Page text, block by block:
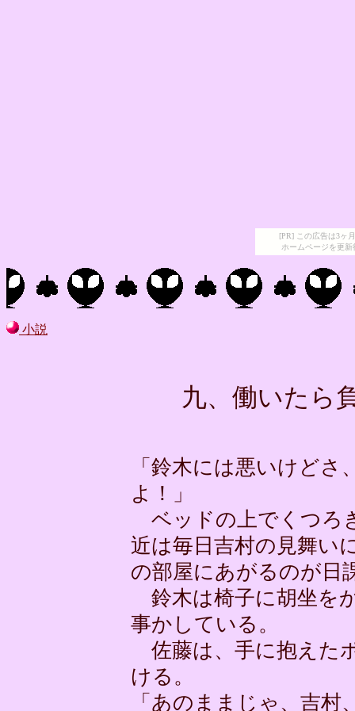
[PR] この広告は3ヶ
ホームページを更
小説
九、働いたら
「鈴木には悪いけど
よ！」
ベッドの上でくつろ
近は毎日吉村の見舞い
の部屋にあがるのが日
鈴木は椅子に胡坐を
事かしている。
佐藤は、手に抱えた
ける。
「あのままじゃ、吉